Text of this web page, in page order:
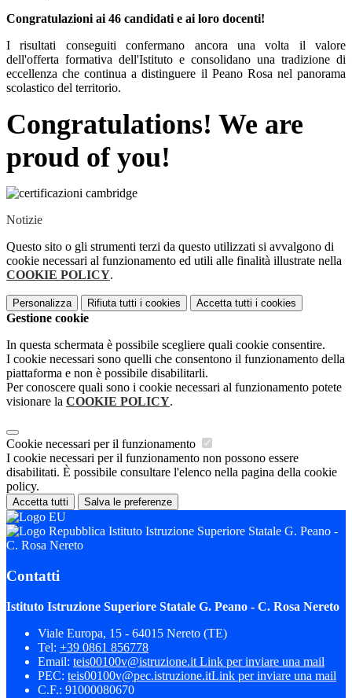
Congratulazioni ai 46 candidati e ai loro docenti!
I risultati conseguiti confermano ancora una volta il valore
dell'offerta formativa dell'Istituto e consolidano una tradizione di
eccellenza che continua a distinguere il Peano Rosa nel panorama
scolastico del territorio.
Congratulations! We are
proud of you!
Notizie
Questo sito o gli strumenti terzi da questo utilizzati si avvalgono di
cookie necessari al funzionamento ed utili alle finalità illustrate nella
COOKIE POLICY.
Personalizza Rifiuta tutti i cookies Accetta tutti i cookies
Gestione cookie
In questa schermata è possibile scegliere quali cookie consentire.
I cookie necessari sono quelli che consentono il funzionamento della
piattaforma e non è possibile disabilitarli.
Per conoscere quali sono i cookie necessari al funzionamento potete
visionare la COOKIE POLICY.
Cookie necessari per il funzionamento
I cookie necessari per il funzionamento non possono essere
disabilitati. È possibile consultare l'elenco nella pagina della cookie
policy.
Accetta tutti Salva le preferenze
Istituto Istruzione Superiore Statale G. Peano -
C. Rosa Nereto
Contatti
Istituto Istruzione Superiore Statale G. Peano - C. Rosa Nereto
Viale Europa, 15 - 64015 Nereto (TE)
Tel: +39 0861 856778
Email: teis00100v@istruzione.it Link per inviare una mail
PEC: teis00100v@pec.istruzione.itLink per inviare una mail
C.F.: 91000080670